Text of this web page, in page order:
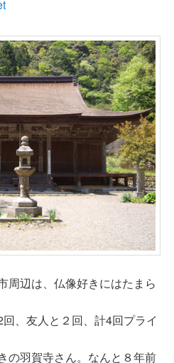
周辺は、仏像好きにはたまら
、友人と２回、計4回プライ
の羽賀寺さん。なんと８年前